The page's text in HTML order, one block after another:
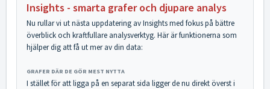
Insights - smarta grafer och djupare analys
Nu rullar vi ut nästa uppdatering av Insights med fokus på bättre
överblick och kraftfullare analysverktyg. Här är funktionerna som
hjälper dig att få ut mer av din data:
GRAFER DÄR DE GÖR MEST NYTTA
I stället för att ligga på en separat sida ligger de nu direkt överst i